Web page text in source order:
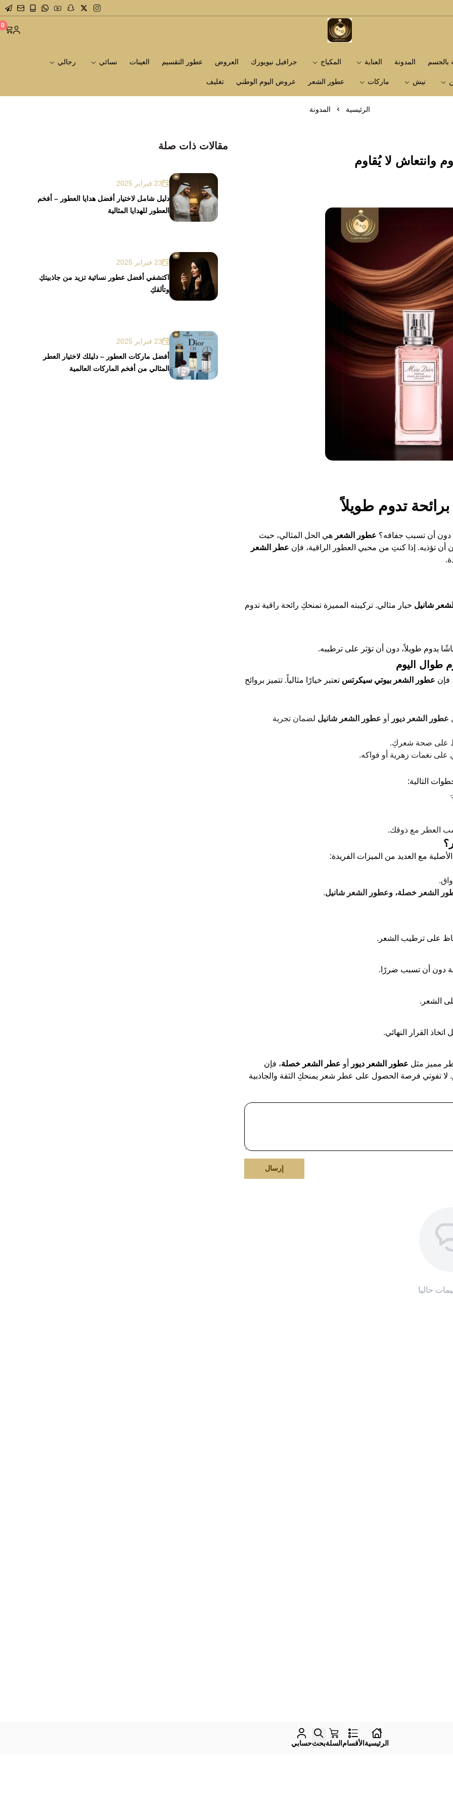
متجر عاشق العطور 0
بالجسم المدونة العناية المكياج جرافيل نيويورك العروض عطور التقسيم العينات نسائي رجالي
نيش ماركات عطور الشعر عروض اليوم الوطني تغليف
الرئيسية المدونة
تدوم طويلاً
دون أن تسبب جفافه؟ عطور الشعر هي الحل المثالي، حيث
تؤذيه. إذا كنتِ من محبي العطور الراقية، فإن عطر الشعر
شانيل خيار مثالي. تركيبته المميزة تمنحكِ رائحة راقية تدوم
يدوم طويلاً، دون أن تؤثر على ترطيبه.
فإن عطور الشعر بيوتي سيكرتس تعتبر خيارًا مثالياً. تتميز بروائح
عطور الشعر ديور أو عطور الشعر شانيل لضمان تجربة
على صحة شعركِ.
على نغمات زهرية أو فواكه.
التالية:
العطر مع ذوقك.
الأصلية مع العديد من الميزات الفريدة:
الشعر خصلة، وعطور الشعر شانيل.
على ترطيب الشعر.
دون أن تسبب ضررًا.
الشعر.
القرار النهائي.
مميز مثل عطور الشعر ديور أو عطر الشعر خصلة، فإن
لا تفوتي فرصة الحصول على عطر شعر يمنحكِ الثقة والجاذبية
إرسال
حاليا
مقالات ذات صلة
23 فبراير 2025
دليل شامل لاختيار أفضل هدايا العطور – أفخم
العطور للهدايا المثالية
23 فبراير 2025
اكتشفي أفضل عطور نسائية تزيد من جاذبيتكِ
وتألقكِ
23 فبراير 2025
أفضل ماركات العطور – دليلك لاختيار العطر
المثالي من أفخم الماركات العالمية
الرئيسية الأقسام السلةبحثحسابي